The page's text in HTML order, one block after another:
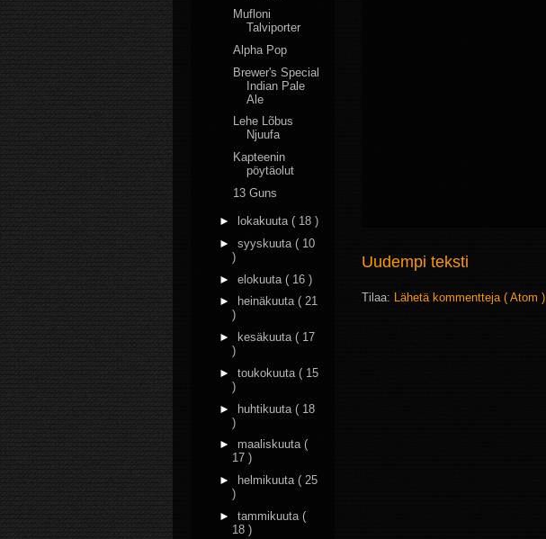
Uudempi teksti
Tilaa: Lähetä kommentteja ( Atom )
Mufloni
Talviporter
Alpha Pop
Brewer's Special
Indian Pale
Ale
Lehe Lõbus
Njuufa
Kapteenin
pöytäolut
13 Guns
► lokakuuta ( 18 )
► syyskuuta ( 10
)
► elokuuta ( 16 )
►
heinäkuuta ( 21
)
►
kesäkuuta ( 17
)
► toukokuuta ( 15
)
► huhtikuuta ( 18
)
► maaliskuuta (
17 )
►
helmikuuta ( 25
)
► tammikuuta (
18 )